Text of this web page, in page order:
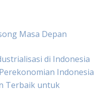
Masa Depan
di Indonesia
Indonesia
Terbaik untuk